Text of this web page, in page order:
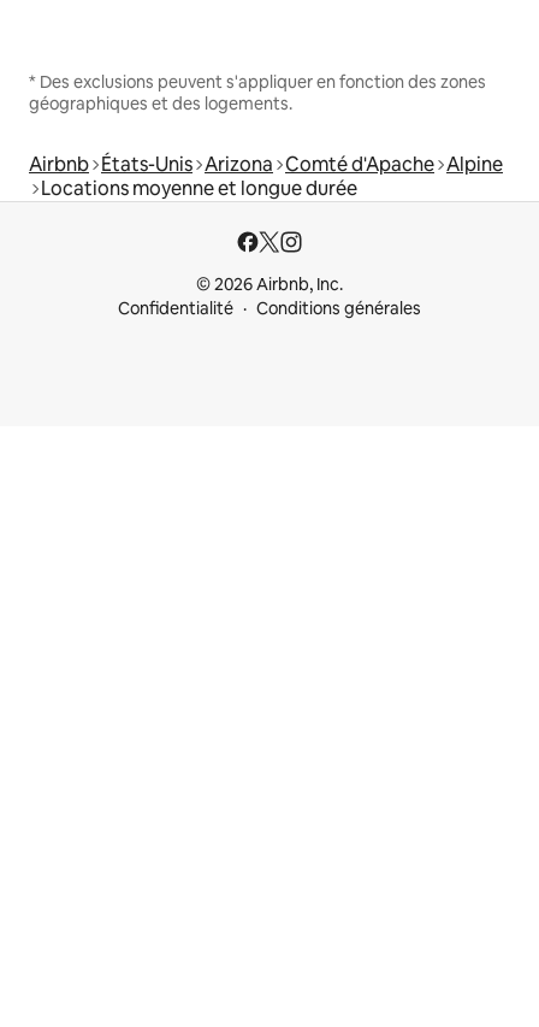
* Des exclusions peuvent s'appliquer en fonction des zones
géographiques et des logements.
Airbnb États-Unis Arizona Comté d'Apache Alpine
Locations moyenne et longue durée
© 2026 Airbnb, Inc.
Confidentialité
Conditions générales